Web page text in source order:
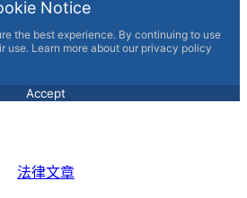
Notice
the best experience. By continuing to use
use. Learn more about our privacy policy
Accept
法律文章